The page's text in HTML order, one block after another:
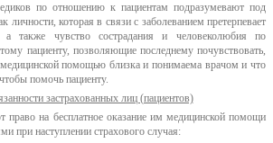
по отношению к пациентам подразумевают под
личности, которая в связи с заболеванием претерпевает
а также чувство сострадания и человеколюбия по
пациенту, позволяющие последнему почувствовать,
помощью близка и понимаема врачом и что
помочь пациенту.
застрахованных лиц (пациентов)
право на бесплатное оказание им медицинской помощи
при наступлении страхового случая: